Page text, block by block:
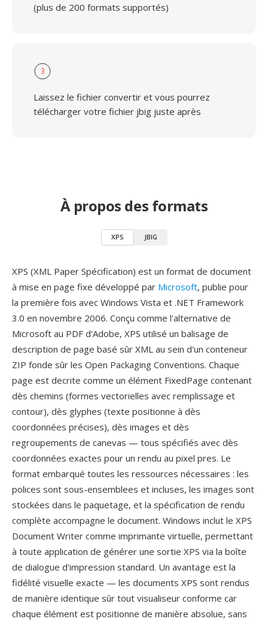
(plus de 200 formats supportés)
3
Laissez le fichier convertir et vous pourrez
télécharger votre fichier jbig juste après
À propos des formats
XPS JBIG
XPS (XML Paper Spécification) est un format de document
à mise en page fixe développé par Microsoft, publie pour
la première fois avec Windows Vista et .NET Framework
3.0 en novembre 2006. Conçu comme l'alternative de
Microsoft au PDF d'Adobe, XPS utilisé un balisage de
description de page basé sûr XML au sein d'un conteneur
ZIP fonde sûr les Open Packaging Conventions. Chaque
page est decrite comme un élément FixedPage contenant
dès chemins (formes vectorielles avec remplissage et
contour), dès glyphes (texte positionne à dès
coordonnées précises), dès images et dès
regroupements de canevas — tous spécifiés avec dès
coordonnées exactes pour un rendu au pixel pres. Le
format embarqué toutes les ressources nécessaires : les
polices sont sous-ensemblees et incluses, les images sont
stockées dans le paquetage, et la spécification de rendu
complète accompagne le document. Windows inclut le XPS
Document Writer comme imprimante virtuelle, permettant
à toute application de générer une sortie XPS via la boîte
de dialogue d'impression standard. Un avantage est la
fidélité visuelle exacte — les documents XPS sont rendus
de manière identique sûr tout visualiseur conforme car
chaque élément est positionne de manière absolue, sans